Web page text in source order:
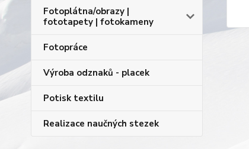
Fotoplátna/obrazy |
fototapety | fotokameny
Fotopráce
Výroba odznaků - placek
Potisk textilu
Realizace naučných stezek